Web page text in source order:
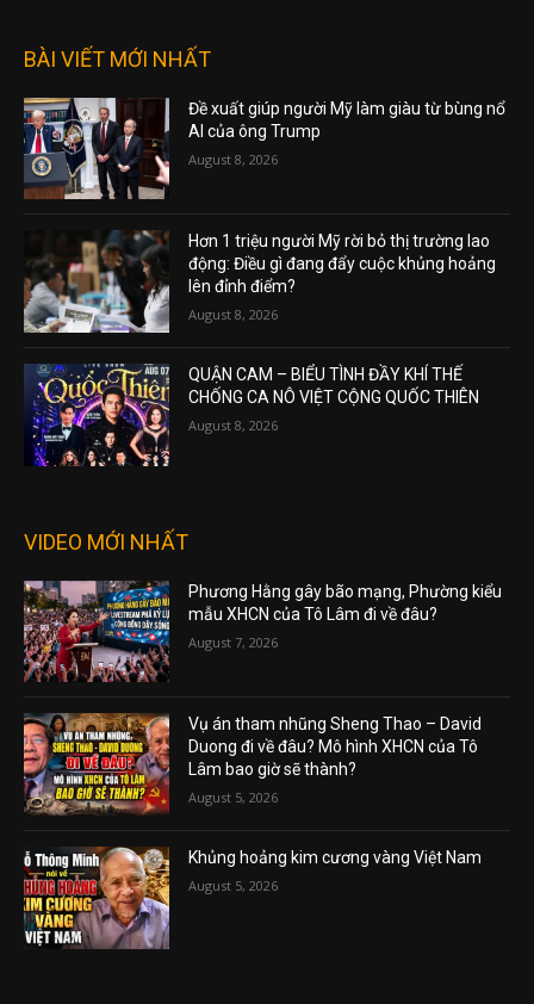
BÀI VIẾT MỚI NHẤT
Đề xuất giúp người Mỹ làm giàu từ bùng nổ
AI của ông Trump
August 8, 2026
Hơn 1 triệu người Mỹ rời bỏ thị trường lao
động: Điều gì đang đẩy cuộc khủng hoảng
lên đỉnh điểm?
August 8, 2026
QUẬN CAM – BIỂU TÌNH ĐẦY KHÍ THẾ
CHỐNG CA NÔ VIỆT CỘNG QUỐC THIÊN
August 8, 2026
VIDEO MỚI NHẤT
Phương Hằng gây bão mạng, Phường kiểu
mẫu XHCN của Tô Lâm đi về đâu?
August 7, 2026
Vụ án tham nhũng Sheng Thao – David
Duong đi về đâu? Mô hình XHCN của Tô
Lâm bao giờ sẽ thành?
August 5, 2026
Khủng hoảng kim cương vàng Việt Nam
August 5, 2026